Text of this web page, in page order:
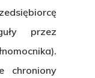
przez
chroniony